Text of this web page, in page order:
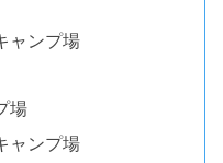
ャンプ場
場
ャンプ場